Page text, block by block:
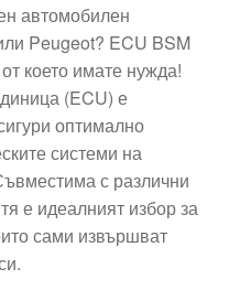
автомобилен
Peugeot? ECU BSM
което имате нужда!
(ECU) е
оптимално
системи на
с различни
е идеалният избор за
сами извършват